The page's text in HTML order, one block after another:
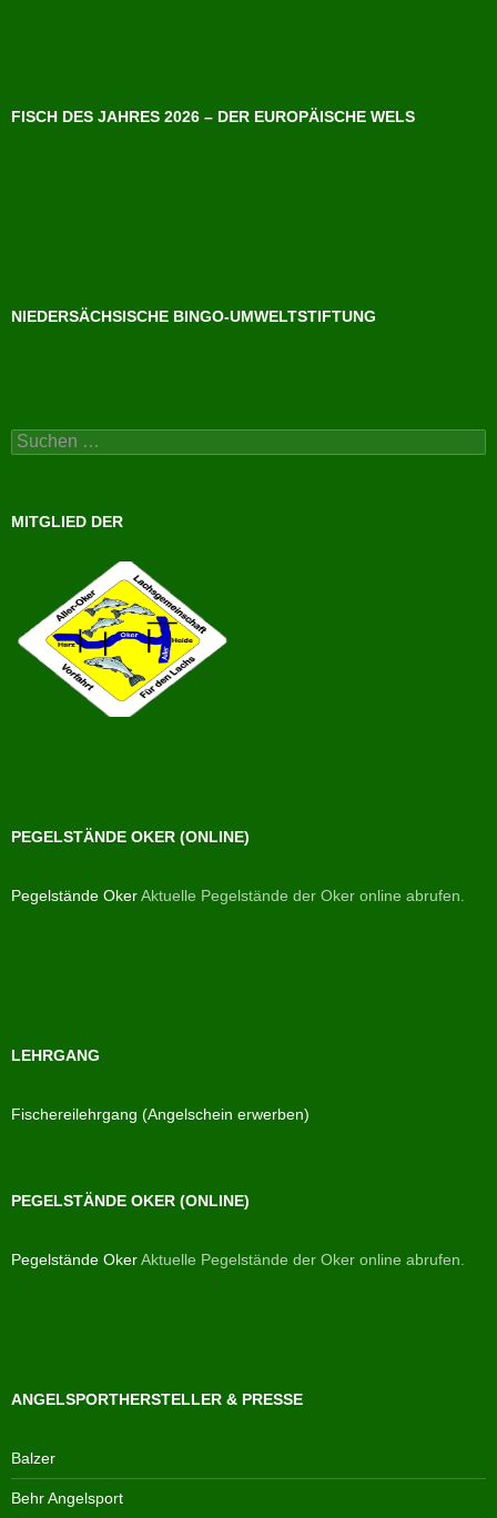
FISCH DES JAHRES 2026 – DER EUROPÄISCHE WELS
NIEDERSÄCHSISCHE BINGO-UMWELTSTIFTUNG
Suchen
nach:
MITGLIED DER
PEGELSTÄNDE OKER (ONLINE)
Pegelstände OkerAktuelle Pegelstände der Oker online abrufen.
LEHRGANG
Fischereilehrgang (Angelschein erwerben)
PEGELSTÄNDE OKER (ONLINE)
Pegelstände OkerAktuelle Pegelstände der Oker online abrufen.
ANGELSPORTHERSTELLER & PRESSE
Balzer
Behr Angelsport